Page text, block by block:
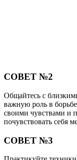
СОВЕТ №2
Общайтесь с
важную роль в
своими чувствами и
почувствовать себя
СОВЕТ №3